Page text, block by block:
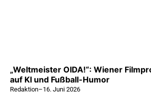
„Weltmeister OIDA!“: Wiener
auf KI und Fußball-Humor
Redaktion–16. Juni 2026